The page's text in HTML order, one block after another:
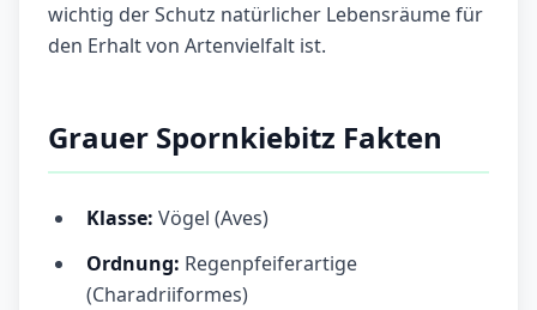
wichtig der Schutz natürlicher Lebensräume für
den Erhalt von Artenvielfalt ist.
Grauer Spornkiebitz Fakten
Klasse: Vögel (Aves)
Ordnung: Regenpfeiferartige
(Charadriiformes)